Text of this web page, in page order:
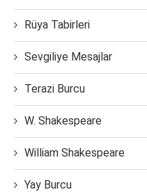
Rüya Tabirleri
Sevgiliye Mesajlar
Terazi Burcu
W. Shakespeare
William Shakespeare
Yay Burcu